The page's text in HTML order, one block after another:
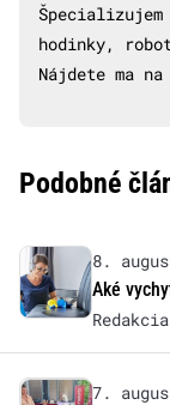
Špecializujem
hodinky,
Nájdete ma
Podobné
8.
Aké
Redakcia
7.